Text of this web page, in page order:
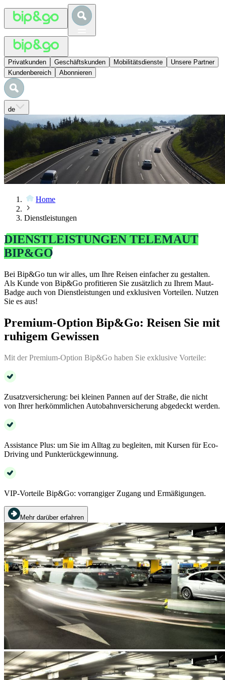
Privatkunden Geschäftskunden Mobilitätsdienste
Unsere Partner
Kundenbereich
Abonnieren
de
Home
Dienstleistungen
DIENSTLEISTUNGEN TELEMAUT
BIP&GO
Bei Bip&Go tun wir alles, um Ihre Reisen einfacher zu gestalten.
Als Kunde von Bip&Go profitieren Sie zusätzlich zu Ihrem Maut-
Badge auch von Dienstleistungen und exklusiven Vorteilen. Nutzen
Sie es aus!
Premium-Option Bip&Go: Reisen Sie mit
ruhigem Gewissen
Mit der Premium-Option Bip&Go haben Sie exklusive Vorteile:
Zusatzversicherung: bei kleinen Pannen auf der Straße, die nicht
von Ihrer herkömmlichen Autobahnversicherung abgedeckt werden.
Assistance Plus: um Sie im Alltag zu begleiten, mit Kursen für Eco-
Driving und Punkterückgewinnung.
VIP-Vorteile Bip&Go: vorrangiger Zugang und Ermäßigungen.
Mehr darüber erfahren